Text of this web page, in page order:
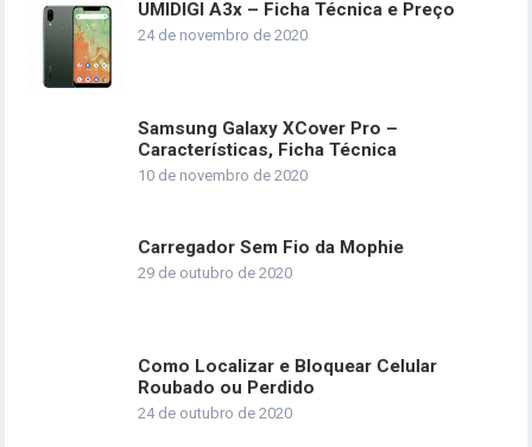
UMIDIGI A3x – Ficha Técnica e Preço
24 de novembro de 2020
Samsung Galaxy XCover Pro –
Características, Ficha Técnica
10 de novembro de 2020
Carregador Sem Fio da Mophie
29 de outubro de 2020
Como Localizar e Bloquear Celular
Roubado ou Perdido
24 de outubro de 2020